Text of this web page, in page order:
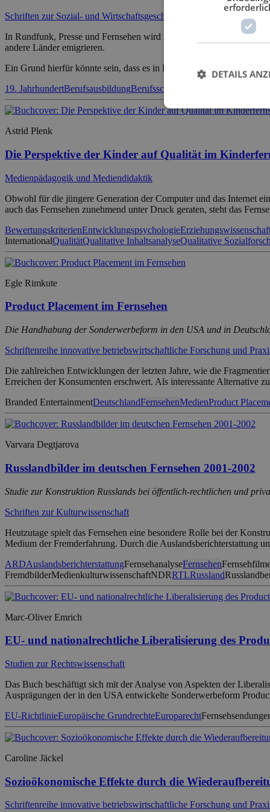
Schriften zur Sozial- und Wirtschaftsgeschichte
In Rundfunk, Presse und Fernsehen wird regelmäßig über ein
andere Länder emigrieren.
Ein Grund hierfür könnte sein, dass es in Deutschland eine lange
19. JahrhundertBerufsausbildungBerufsschule
Astrid Plenk
Die Perspektive der Kinder auf Qualität im
Medienpädagogik und Mediendidaktik
Obwohl für die jüngere Generation der Computer und das Internet
auch das Fernsehen zunehmend unter Druck geraten, steht das
BewertungskriterienEntwicklungspsychologie
InternationalQualitätQualitative InhaltsanalyseQualitative
Egle Rimkute
Product Placement im Fernsehen
Die Handhabung der Sonderwerbeform in den USA und in
Schriftenreihe innovative betriebswirtschaftliche Forschung und
Die zahlreichen Entwicklungen der letzten Jahre, wie die
Erreichen der Konsumenten erschwert. Als interessante Alternative
Branded EntertainmentDeutschlandFernsehenMedienProduct
Varvara Degtjarova
Russlandbilder im deutschen Fernsehen 2001-2002
Studie zur Konstruktion Russlands bei öffentlich-rechtlichen und
Schriften zur Kulturwissenschaft
Heutzutage spielt das Fernsehen eine besondere Rolle bei der
Medium der Fremderfahrung. Durch die Auslandsberichterstattung
ARDAuslandsberichterstattungFernsehanalyseFernsehen
FremdbilderMedienkulturwissenschaftNDRRTLRussland
Marc-Oliver Emrich
EU- und nationalrechtliche Liberalisierung des
Studien zur Rechtswissenschaft
Das Buch beschäftigt sich mit der Analyse von Aspekten der
Ausprägungen der in den USA entwickelte Sonderwerbeform
EU-RichtlinieEuropäische GrundrechteEuroparecht
Caroline Jäckel
Sozioökonomische Effekte durch die
Schriftenreihe innovative betriebswirtschaftliche Forschung und
DETAILS